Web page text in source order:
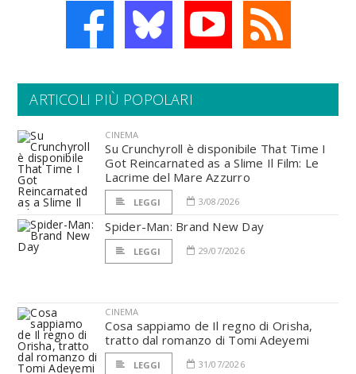
ARTICOLI PIÙ POPOLARI
CINEMA
Su Crunchyroll è disponibile That Time I
Got Reincarnated as a Slime Il Film: Le
Lacrime del Mare Azzurro
LEGGI 3/08/2026
Spider-Man: Brand New Day
LEGGI 29/07/2026
CINEMA
Cosa sappiamo de Il regno di Orisha,
tratto dal romanzo di Tomi Adeyemi
LEGGI 31/07/2026